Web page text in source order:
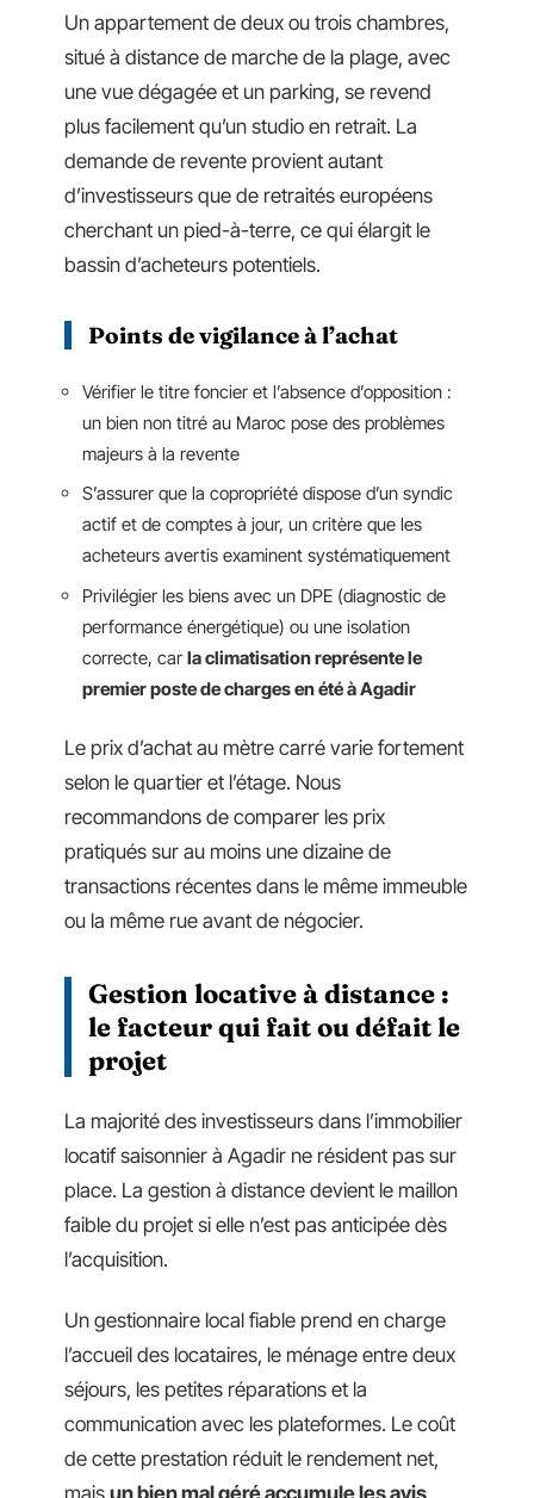
Un appartement de deux ou trois chambres,
situé à distance de marche de la plage, avec
une vue dégagée et un parking, se revend
plus facilement qu’un studio en retrait. La
demande de revente provient autant
d’investisseurs que de retraités européens
cherchant un pied-à-terre, ce qui élargit le
bassin d’acheteurs potentiels.
Points de vigilance à l’achat
Vérifier le titre foncier et l’absence d’opposition :
un bien non titré au Maroc pose des problèmes
majeurs à la revente
S’assurer que la copropriété dispose d’un syndic
actif et de comptes à jour, un critère que les
acheteurs avertis examinent systématiquement
Privilégier les biens avec un DPE (diagnostic de
performance énergétique) ou une isolation
correcte, car la climatisation représente le
premier poste de charges en été à Agadir
Le prix d’achat au mètre carré varie fortement
selon le quartier et l’étage. Nous
recommandons de comparer les prix
pratiqués sur au moins une dizaine de
transactions récentes dans le même immeuble
ou la même rue avant de négocier.
Gestion locative à distance :
le facteur qui fait ou défait le
projet
La majorité des investisseurs dans l’immobilier
locatif saisonnier à Agadir ne résident pas sur
place. La gestion à distance devient le maillon
faible du projet si elle n’est pas anticipée dès
l’acquisition.
Un gestionnaire local fiable prend en charge
l’accueil des locataires, le ménage entre deux
séjours, les petites réparations et la
communication avec les plateformes. Le coût
de cette prestation réduit le rendement net,